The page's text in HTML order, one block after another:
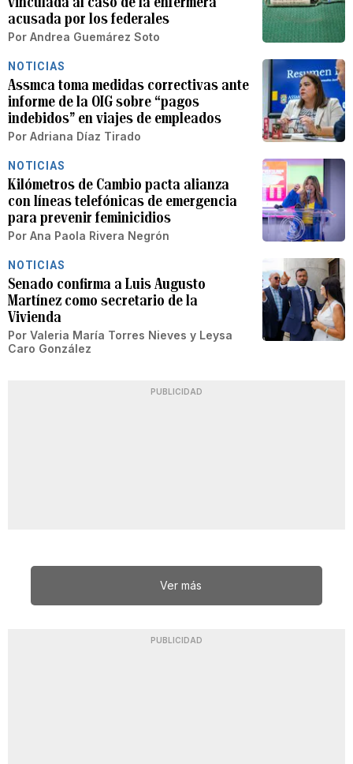
acusada por los federales
Por Andrea Guemárez Soto
NOTICIAS
Assmca toma medidas correctivas ante
informe de la OIG sobre “pagos
indebidos” en viajes de empleados
Por Adriana Díaz Tirado
NOTICIAS
Kilómetros de Cambio pacta alianza
con líneas telefónicas de emergencia
para prevenir feminicidios
Por Ana Paola Rivera Negrón
NOTICIAS
Senado confirma a Luis Augusto
Martínez como secretario de la
Vivienda
Por Valeria María Torres Nieves y Leysa
Caro González
PUBLICIDAD
Ver más
PUBLICIDAD